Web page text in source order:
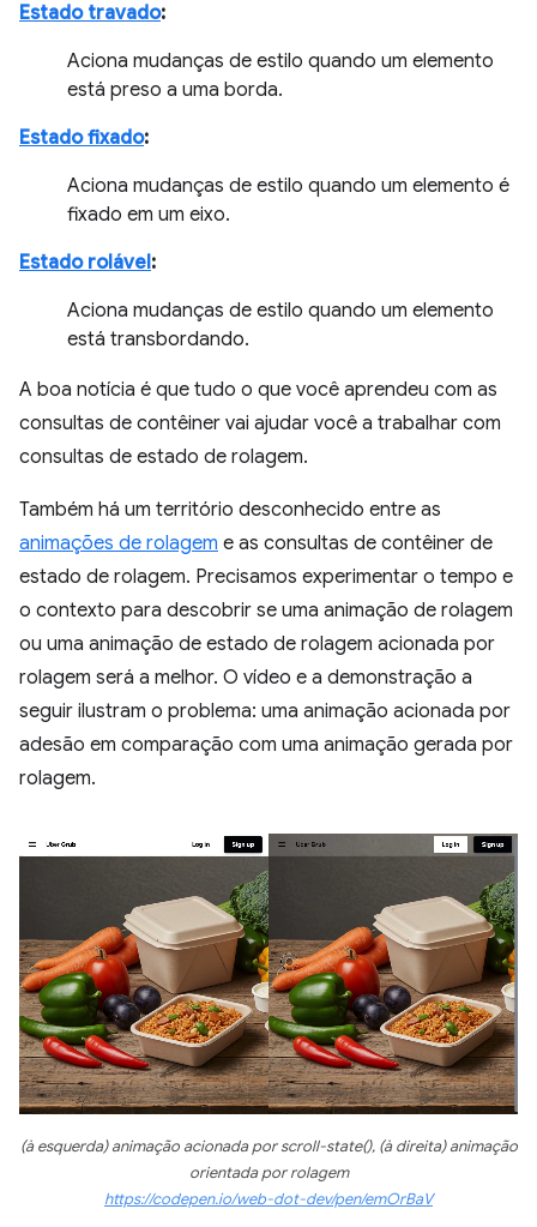
Estado travado:
Aciona mudanças de estilo quando um elemento
está preso a uma borda.
Estado fixado:
Aciona mudanças de estilo quando um elemento é
fixado em um eixo.
Estado rolável:
Aciona mudanças de estilo quando um elemento
está transbordando.
A boa notícia é que tudo o que você aprendeu com as
consultas de contêiner vai ajudar você a trabalhar com
consultas de estado de rolagem.
Também há um território desconhecido entre as
animações de rolagem e as consultas de contêiner de
estado de rolagem. Precisamos experimentar o tempo e
o contexto para descobrir se uma animação de rolagem
ou uma animação de estado de rolagem acionada por
rolagem será a melhor. O vídeo e a demonstração a
seguir ilustram o problema: uma animação acionada por
adesão em comparação com uma animação gerada por
rolagem.
(à esquerda) animação acionada por scroll-state(), (à direita) animação
orientada por rolagem
https://codepen.io/web-dot-dev/pen/emOrBaV